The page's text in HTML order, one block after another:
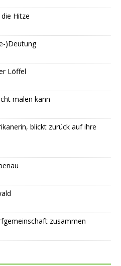
Hitze
)Deutung
Löffel
malen kann
blickt zurück auf ihre
zusammen